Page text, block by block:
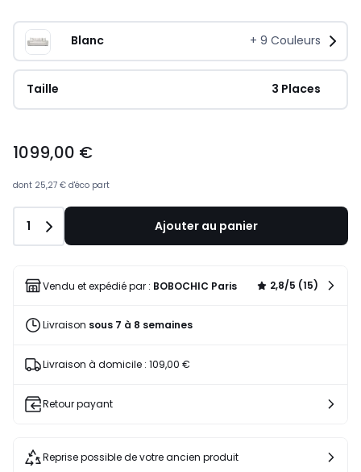
Blanc + 9 Couleurs
Taille 3 Places
1099,00 €
dont 25,27 € d'éco part
Quantité
1 Ajouter au panier
Vendu et expédié par : BOBOCHIC Paris 2,8/5 (15)
Livraison sous 7 à 8 semaines
Livraison à domicile : 109,00 €
Retour payant
Reprise possible de votre ancien produit